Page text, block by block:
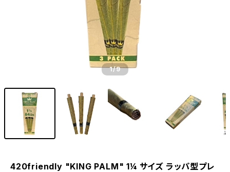
1/9
420friendly "KING PALM" 1¼ サイズ ラッパ型プレ